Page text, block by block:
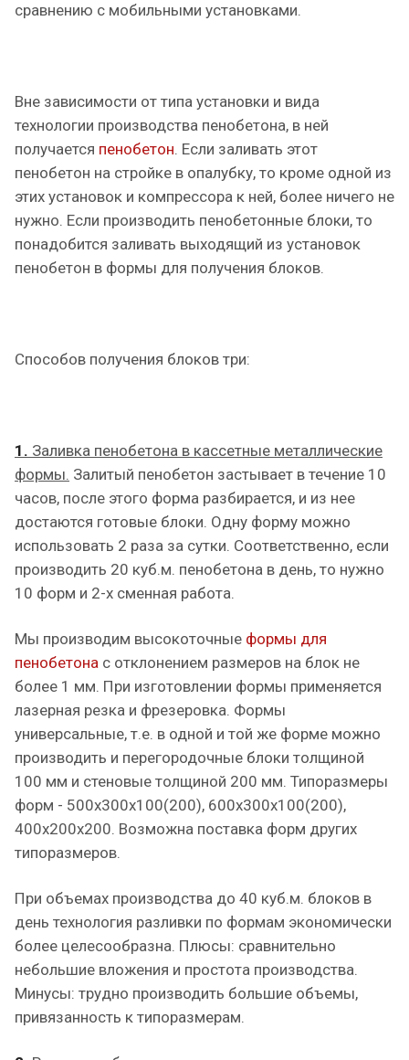
сравнению с мобильными установками.
Вне зависимости от типа установки и вида
технологии производства пенобетона, в ней
получается пенобетон. Если заливать этот
пенобетон на стройке в опалубку, то кроме одной из
этих установок и компрессора к ней, более ничего не
нужно. Если производить пенобетонные блоки, то
понадобится заливать выходящий из установок
пенобетон в формы для получения блоков.
Способов получения блоков три:
1. Заливка пенобетона в кассетные металлические
формы. Залитый пенобетон застывает в течение 10
часов, после этого форма разбирается, и из нее
достаются готовые блоки. Одну форму можно
использовать 2 раза за сутки. Соответственно, если
производить 20 куб.м. пенобетона в день, то нужно
10 форм и 2-х сменная работа.
Мы производим высокоточные формы для
пенобетона с отклонением размеров на блок не
более 1 мм. При изготовлении формы применяется
лазерная резка и фрезеровка. Формы
универсальные, т.е. в одной и той же форме можно
производить и перегородочные блоки толщиной
100 мм и стеновые толщиной 200 мм. Типоразмеры
форм - 500х300х100(200), 600х300х100(200),
400х200х200. Возможна поставка форм других
типоразмеров.
При объемах производства до 40 куб.м. блоков в
день технология разливки по формам экономически
более целесообразна. Плюсы: сравнительно
небольшие вложения и простота производства.
Минусы: трудно производить большие объемы,
привязанность к типоразмерам.